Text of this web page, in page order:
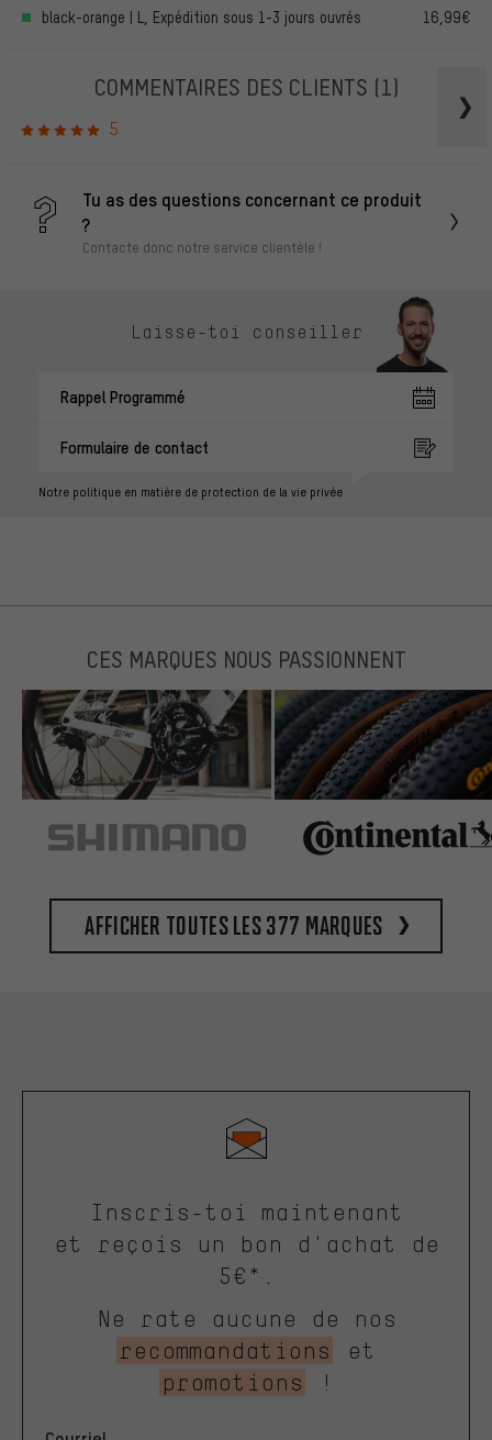
black-orange | L, Expédition sous 1-3 jours ouvrés
16,99€
COMMENTAIRES DES CLIENTS (1)
5
Tu as des questions concernant ce produit
?
Contacte donc notre service clientèle !
Laisse-toi conseiller
Rappel Programmé
Formulaire de contact
Notre politique en matière de protection de la vie privée
CES MARQUES NOUS PASSIONNENT
Afficher toutes les 377 marques
Inscris-toi maintenant
et reçois un bon d'achat de
5€*.
Ne rate aucune de nos
recommandations
et
promotions
!